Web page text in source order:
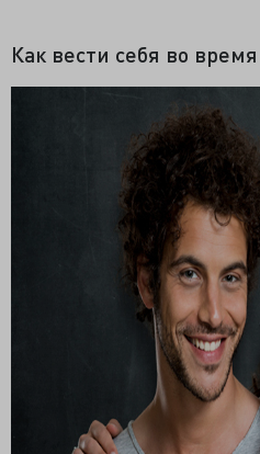
Как вести себя во